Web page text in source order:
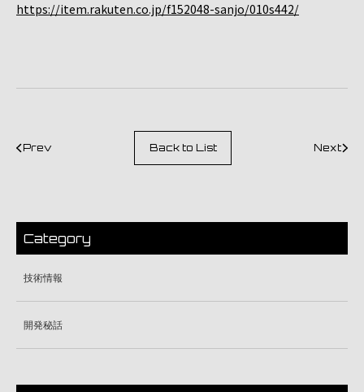
https://item.rakuten.co.jp/f152048-sanjo/010s442/
Prev Back to List Next
Category
技術情報
開発秘話